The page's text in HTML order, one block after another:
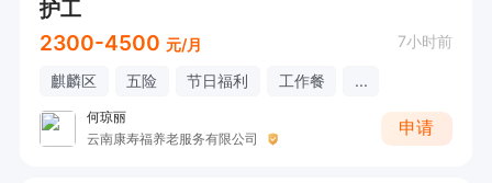
护工
2300-4500 元/月 7小时前
麒麟区 五险 节日福利 工作餐 ...
何琼丽
云南康寿福养老服务有限公司
申请